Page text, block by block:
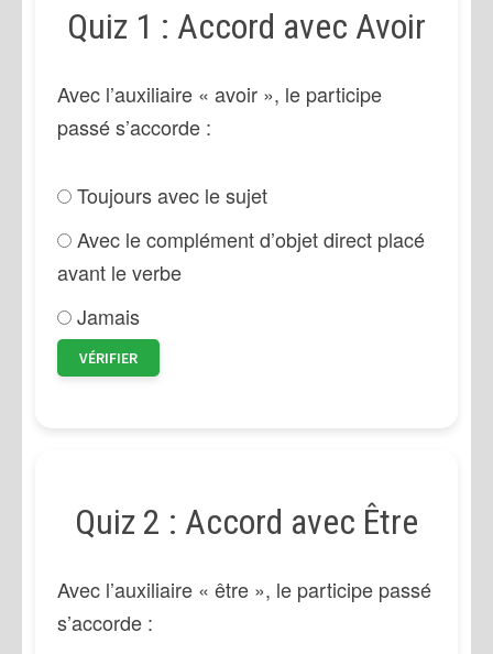
Quiz 1 : Accord avec Avoir
Avec l’auxiliaire « avoir », le participe
passé s’accorde :
Toujours avec le sujet
Avec le complément d’objet direct placé
avant le verbe
Jamais
VÉRIFIER
Quiz 2 : Accord avec Être
Avec l’auxiliaire « être », le participe passé
s’accorde :